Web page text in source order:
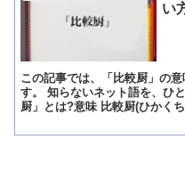
い
この記事では、「比較厨」の
す。 知らないネット語を、ひ
厨」とは?意味 比較厨(ひかく